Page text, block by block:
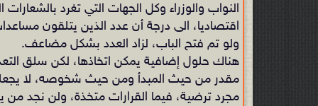
النواب والوزراء وكل الجهات التي تغرد
اقتصاديا، الى درجة أن عدد الذين يتلقون
ولو تم فتح الباب، لزاد العدد بشكل مضاعف.
هناك حلول إضافية يمكن اتخاذها، لكن سلق
مقدر من حيث المبدأ ومن حيث شخوصه، لا يجعلنا
مجرد ترضية، فيما القرارات متخذة، ولن نجد